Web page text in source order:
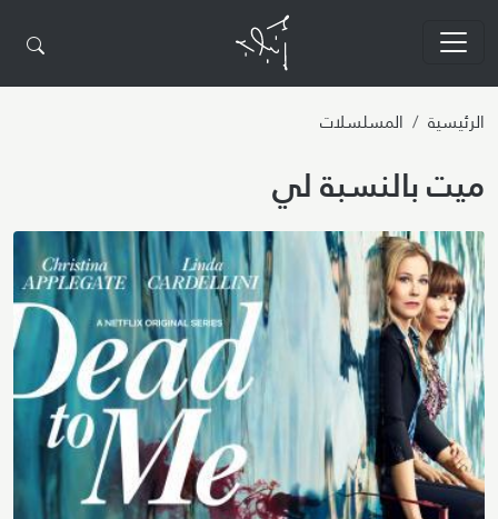
الرئيسية المسلسلات
ميت بالنسبة لي